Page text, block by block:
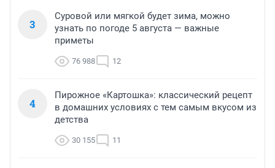
3
Суровой или мягкой будет зима, можно
узнать по погоде 5 августа — важные
приметы
76 988 12
4
Пирожное «Картошка»: классический рецепт
в домашних условиях с тем самым вкусом из
детства
30 155 11